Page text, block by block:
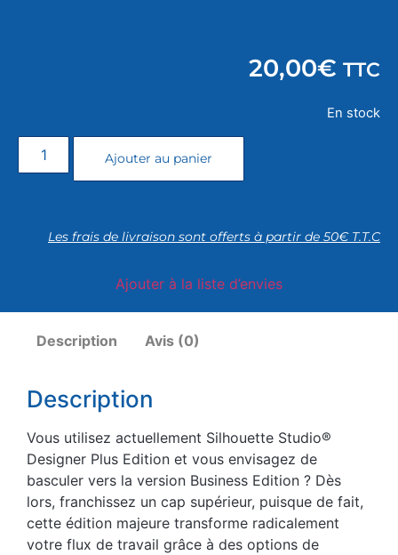
20,00€ TTC
En stock
Ajouter au panier
Les frais de livraison sont offerts à partir de 50€ T.T.C
Ajouter à la liste d’envies
Description Avis (0)
Description
Vous utilisez actuellement Silhouette Studio®
Designer Plus Edition et vous envisagez de
basculer vers la version Business Edition ? Dès
lors, franchissez un cap supérieur, puisque de fait,
cette édition majeure transforme radicalement
votre flux de travail grâce à des options de